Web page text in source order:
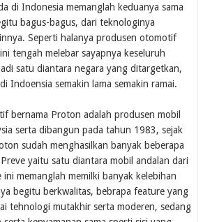
di Indonesia memanglah keduanya sama
bagus-bagus, dari teknologinya
Seperti halanya produsen otomotif
tengah melebar sayapnya keseluruh
satu diantara negara yang ditargetkan,
Indoensia semakin lama semakin ramai.
Proton adalah produsen mobil
serta dibangun pada tahun 1983, sejak
sudah menghasilkan banyak beberapa
yaitu satu diantara mobil andalan dari
memanglah memilki banyak kelebihan
begitu berkwalitas, bebrapa feature yang
tehnologi mutakhir serta moderen, sedang